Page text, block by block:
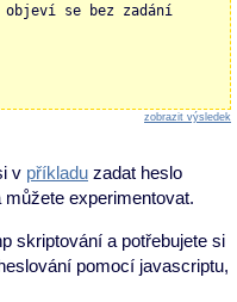
objeví se bez zadání
zobrazit výsledek
v příkladu zadat heslo
experimentovat.
skriptování a potřebujete si
pomocí javascriptu,